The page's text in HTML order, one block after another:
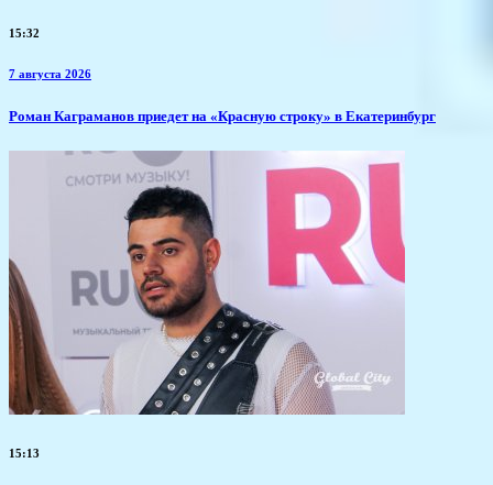
15:32
7 августа 2026
​Роман Каграманов приедет на «Красную строку» в Екатеринбург
15:13